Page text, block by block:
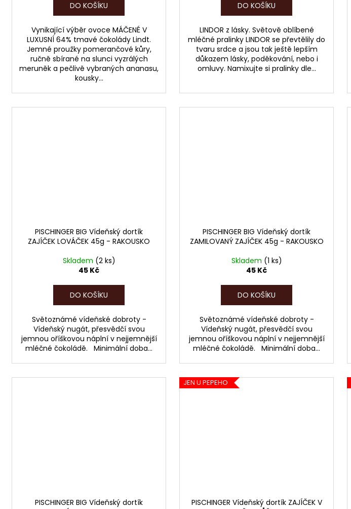
DO KOŠÍKU
Vynikající výběr ovoce MÁČENÉ V
LUXUSNÍ 64% tmavé čokolády Lindt.
Jemné proužky pomerančové kůry,
ručně sbírané na slunci vyzrálých
meruněk a pečlivě vybraných ananasu,
kousky...
DO KOŠÍKU
LINDOR z lásky. Světově oblíbené
mléčné pralinky LINDOR se převtělily do
tvaru srdce a jsou tak ještě lepším
důkazem lásky, poděkování, nebo i
omluvy. Namixujte si pralinky dle...
PISCHINGER BIG Vídeňský dortík
ZAJÍČEK LOVÁČEK 45g - RAKOUSKO
Skladem (2 ks)
45 Kč
DO KOŠÍKU
Světoznámé vídeňské dobroty -
Vídeňský nugát, přesvědčí svou
jemnou oříškovou náplní v nejjemnější
mléčné čokoládě. Minimální doba...
PISCHINGER BIG Vídeňský dortík
ZAMILOVANÝ ZAJÍČEK 45g - RAKOUSKO
Skladem (1 ks)
45 Kč
DO KOŠÍKU
Světoznámé vídeňské dobroty -
Vídeňský nugát, přesvědčí svou
jemnou oříškovou náplní v nejjemnější
mléčné čokoládě. Minimální doba...
PISCHINGER BIG Vídeňský dortík
JEN U PEPEHO
PISCHINGER Vídeňský dortík ZAJÍČEK V